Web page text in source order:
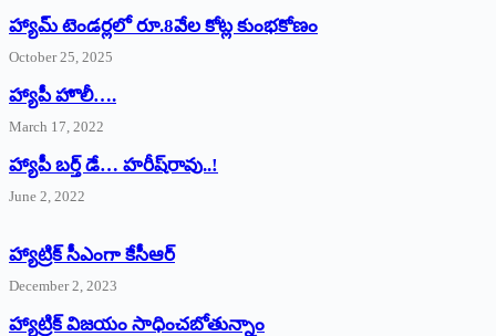
హ్యామ్‌ ‌టెండర్లలో రూ.8వేల కోట్ల కుంభకోణం
October 25, 2025
హ్యాపీ హొలీ….
March 17, 2022
హ్యాపీ బర్త్ ‌డే… హరీష్‌రావు..!
June 2, 2022
హ్యాట్రిక్‌ ‌సీఎంగా కేసీఆర్‌
December 2, 2023
హ్యాట్రిక్‌ విజయం సాధించబోతున్నాం